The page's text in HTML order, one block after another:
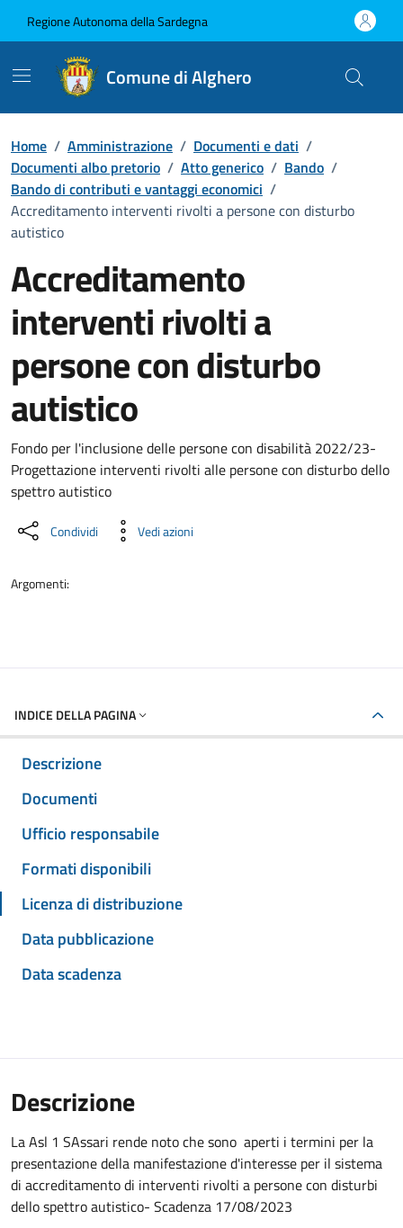
Regione Autonoma della Sardegna
Comune di Alghero
Home / Amministrazione / Documenti e dati /
Documenti albo pretorio / Atto generico / Bando /
Bando di contributi e vantaggi economici /
Accreditamento interventi rivolti a persone con disturbo
autistico
Accreditamento
interventi rivolti a
persone con disturbo
autistico
Dettaglio del documento
Fondo per l'inclusione delle persone con disabilità 2022/23-
Progettazione interventi rivolti alle persone con disturbo dello
spettro autistico
Condividi Vedi azioni
Argomenti:
INDICE DELLA PAGINA
Descrizione
Documenti
Ufficio responsabile
Formati disponibili
Licenza di distribuzione
Data pubblicazione
Data scadenza
Descrizione
La Asl 1 SAssari rende noto che sono aperti i termini per la
presentazione della manifestazione d'interesse per il sistema
di accreditamento di interventi rivolti a persone con disturbi
dello spettro autistico- Scadenza 17/08/2023